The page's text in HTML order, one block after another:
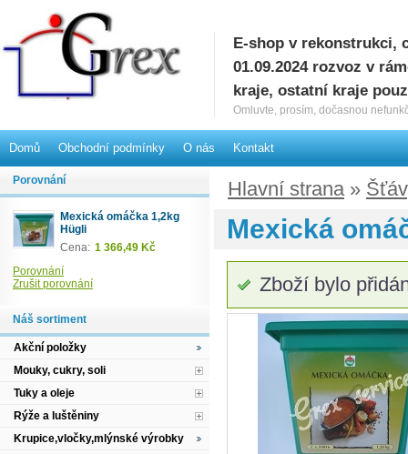
Hlavní strana»
Mexická
Zboží bylo
Porovnání
Mexická omáčka 1,2kg
Hügli
Cena: 1 366,49 Kč
Porovnání
Zrušit porovnání
Náš sortiment
Akční položky
Mouky, cukry, soli
Tuky a oleje
Rýže a luštěniny
Krupice,vločky,mlýnské výrobky
G
E-shop v rekonstrukci,
01.09.2024 rozvoz v
kraje, ostatní kraje
Omluvte, prosím, dočasnou
Domů Obchodní podmínky O nás Kontakt